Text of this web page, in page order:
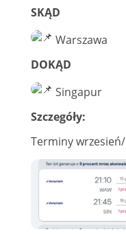
SKĄD
Warszawa
DOKĄD
Singapur
Szczegóły:
Terminy